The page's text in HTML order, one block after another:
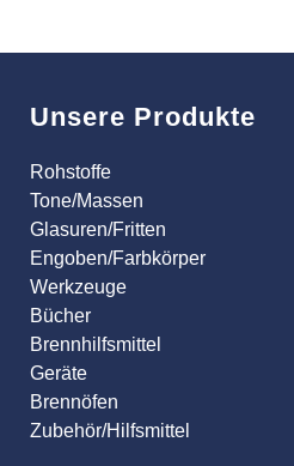
Unsere Produkte
Rohstoffe
Tone/Massen
Glasuren/Fritten
Engoben/Farbkörper
Werkzeuge
Bücher
Brennhilfsmittel
Geräte
Brennöfen
Zubehör/Hilfsmittel